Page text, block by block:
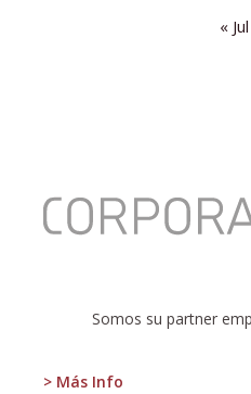
« Jul
Somos su partner
> Más Info
peores
entre